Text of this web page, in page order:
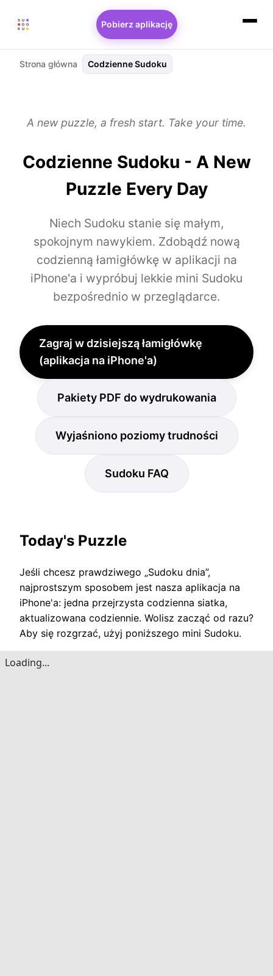
Pobierz aplikację
Strona główna Codzienne Sudoku
A new puzzle, a fresh start. Take your time.
Codzienne Sudoku - A New
Puzzle Every Day
Niech Sudoku stanie się małym,
spokojnym nawykiem. Zdobądź nową
codzienną łamigłówkę w aplikacji na
iPhone'a i wypróbuj lekkie mini Sudoku
bezpośrednio w przeglądarce.
Zagraj w dzisiejszą łamigłówkę
(aplikacja na iPhone'a)
Pakiety PDF do wydrukowania
Wyjaśniono poziomy trudności
Sudoku FAQ
Today's Puzzle
Jeśli chcesz prawdziwego „Sudoku dnia”,
najprostszym sposobem jest nasza aplikacja na
iPhone'a: ​​jedna przejrzysta codzienna siatka,
aktualizowana codziennie. Wolisz zacząć od razu?
Aby się rozgrzać, użyj poniższego mini Sudoku.